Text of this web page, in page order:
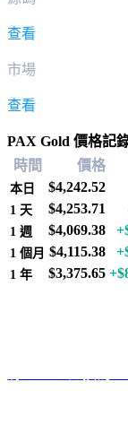
查看
市場
查看
PAX Gold 價格記
時間
價格
本日 $4,242.52
1 天 $4,253.71
1 週 $4,069.38
1 個月 $4,115.38
1 年 $3,375.65